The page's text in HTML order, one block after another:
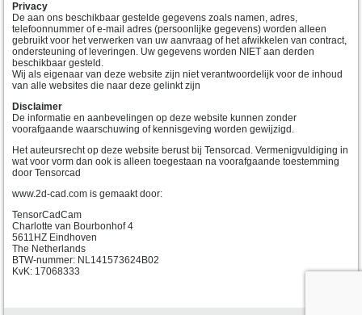
Privacy
De aan ons beschikbaar gestelde gegevens zoals namen, adres,
telefoonnummer of e-mail adres (persoonlijke gegevens) worden alleen
gebruikt voor het verwerken van uw aanvraag of het afwikkelen van contract,
ondersteuning of leveringen. Uw gegevens worden NIET aan derden
beschikbaar gesteld.
Wij als eigenaar van deze website zijn niet verantwoordelijk voor de inhoud
van alle websites die naar deze gelinkt zijn
Disclaimer
De informatie en aanbevelingen op deze website kunnen zonder
voorafgaande waarschuwing of kennisgeving worden gewijzigd.
Het auteursrecht op deze website berust bij Tensorcad. Vermenigvuldiging in
wat voor vorm dan ook is alleen toegestaan na voorafgaande toestemming
door Tensorcad
www.2d-cad.com is gemaakt door:
TensorCadCam
Charlotte van Bourbonhof 4
5611HZ Eindhoven
The Netherlands
BTW-nummer: NL141573624B02
KvK: 17068333